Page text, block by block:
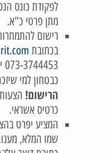
מתן פרטי כ"א.
רישום
בכתובת
כבטחון למי
הרישום!
כרטיס אשראי.
המציע יפרט
שמו המלא,